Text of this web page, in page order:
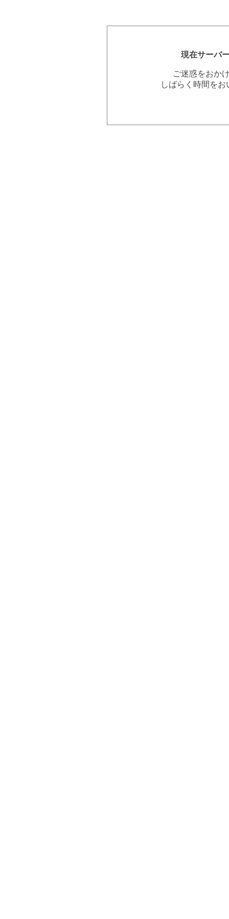
現在サーバ
ご迷惑をおか
しばらく時間を